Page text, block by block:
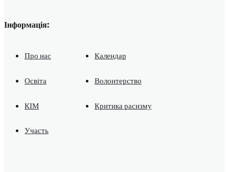
Інформація:
Про нас Календар
Освіта Волонтерство
КІМ Критика расизму
Участь